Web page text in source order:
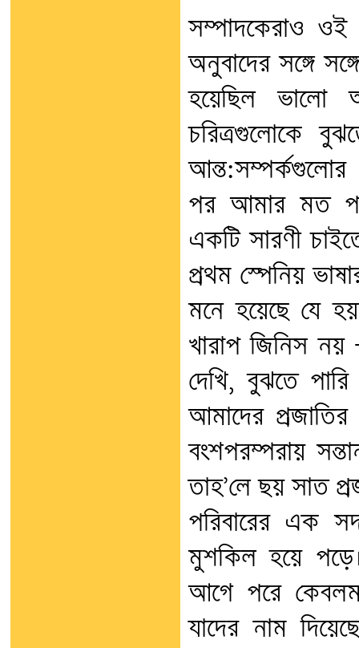
সম্পাদকেরাও ওই
অনুবাদের সঙ্গে
হয়েছিল ভালো
চরিত্রগুলোকে
আন্ত:সম্পর্কগুলোর
পর আমার মত
একটি সারণী
প্রথম স্পেনিয়
মনে হয়েছে যে
খারাপ জিনিস
দেখি, বুঝতে
আমাদের
বংশপরম্পরায়
তাহ’লে ছয় সাত
পরিবারের এক
মুশকিল হয়ে
আগে পরে
যাদের নাম